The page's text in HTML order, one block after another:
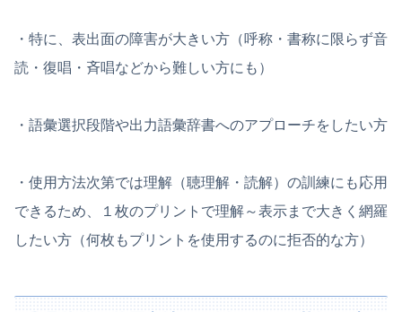
・特に、表出面の障害が大きい方（呼称・書称に限らず音
読・復唱・斉唱などから難しい方にも）
・語彙選択段階や出力語彙辞書へのアプローチをしたい方
・使用方法次第では理解（聴理解・読解）の訓練にも応用
できるため、１枚のプリントで理解～表示まで大きく網羅
したい方（何枚もプリントを使用するのに拒否的な方）